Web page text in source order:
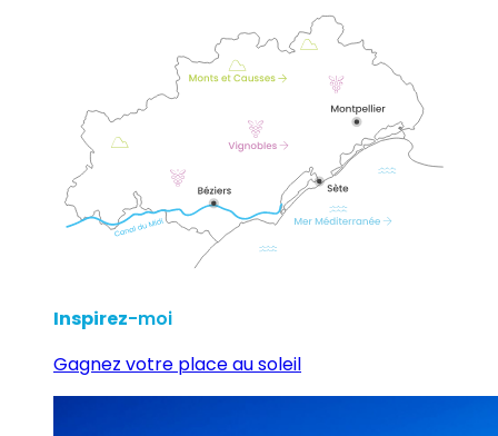
Inspirez-moi
Gagnez votre place au soleil